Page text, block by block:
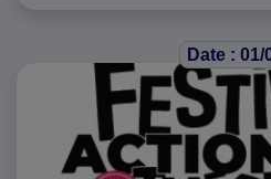
Date : 01/